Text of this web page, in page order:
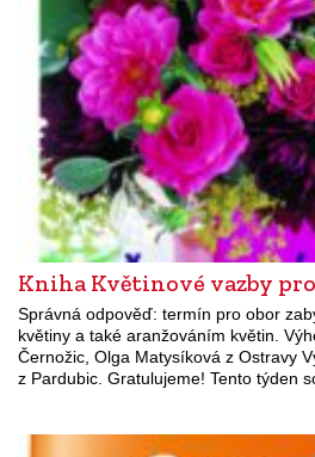
Kniha Květinové vazby
Správná odpověď: termín pro obor
květiny a také aranžováním květin.
Černožic, Olga Matysíková z Ostravy
z Pardubic. Gratulujeme! Tento týden